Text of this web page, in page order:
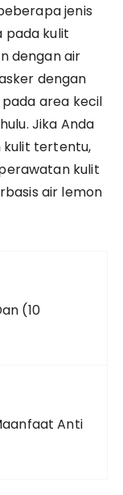
jenis
pada kulit
dengan air
dengan
area kecil
Jika Anda
kulit tertentu,
kulit
air lemon
(10
Anti